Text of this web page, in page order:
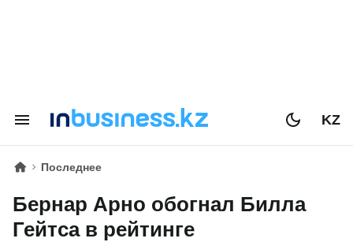
KZ
Последнее
Бернар Арно обогнал Билла
Гейтса в рейтинге